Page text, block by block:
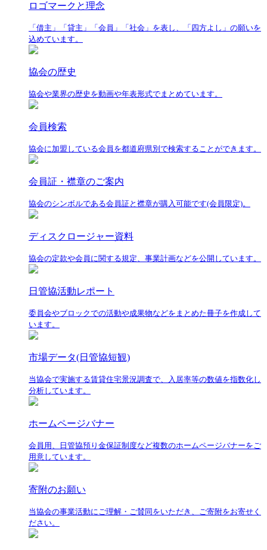
ロゴマークと理念
「借主」「貸主」「会員」「社会」を表し、「四方よし」の願いを
込めています。
協会の歴史
協会や業界の歴史を動画や年表形式でまとめています。
会員検索
協会に加盟している会員を都道府県別で検索することができます。
会員証・襟章のご案内
協会のシンボルである会員証と襟章が購入可能です(会員限定)。
ディスクロージャー資料
協会の定款や会員に関する規定、事業計画などを公開しています。
日管協活動レポート
委員会やブロックでの活動や成果物などをまとめた冊子を作成して
います。
市場データ(日管協短観)
当協会で実施する賃貸住宅景況調査で、入居率等の数値を指数化し
分析しています。
ホームページバナー
会員用、日管協預り金保証制度など複数のホームページバナーをご
用意しています。
寄附のお願い
当協会の事業活動にご理解・ご賛同をいただき、ご寄附をお寄せく
ださい。